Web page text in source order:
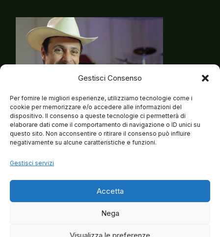
Gestisci Consenso
Per fornire le migliori esperienze, utilizziamo tecnologie come i
cookie per memorizzare e/o accedere alle informazioni del
dispositivo. Il consenso a queste tecnologie ci permetterà di
elaborare dati come il comportamento di navigazione o ID unici su
questo sito. Non acconsentire o ritirare il consenso può influire
negativamente su alcune caratteristiche e funzioni.
Gestisci servizi
Accetta
Nega
Visualizza le preferenze